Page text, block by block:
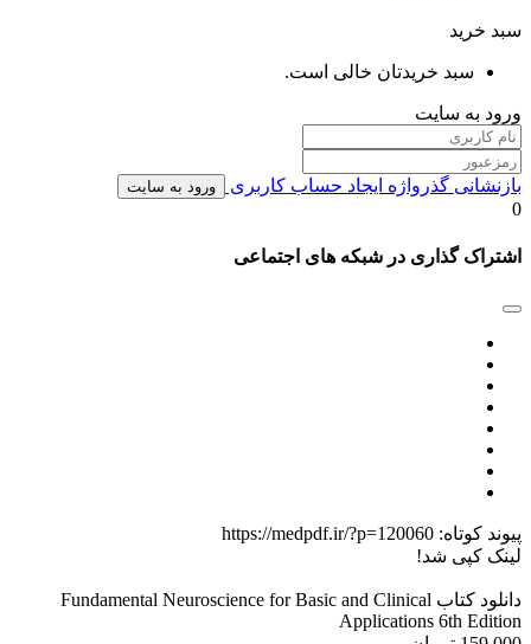
سبد خرید
سبد خریدتان خالی است.
ورود به سایت
بازنشانی گذرواژه ایجاد حساب کاربری ورود به سایت
0
اشتراک گذاری در شبکه های اجتماعی
پیوند کوتاه: https://medpdf.ir/?p=120060
لینک کپی شد!
دانلود کتاب Fundamental Neuroscience for Basic and Clinical
Applications 6th Edition